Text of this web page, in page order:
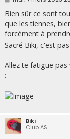
s
s
a
g
e
Bien sûr ce sont
que les tiennes,
forcément à
Sacré Biki, c'est
Allez te fatigue pas
:
Biki
Club AS